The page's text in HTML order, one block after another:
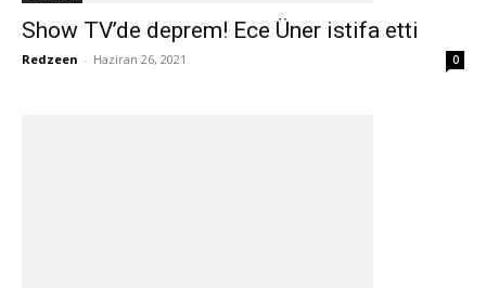
Show TV’de deprem! Ece Üner istifa etti
Redzeen - Haziran 26, 2021 0